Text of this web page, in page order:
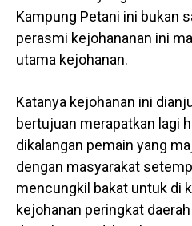
Kampung Petani ini bukan
perasmi kejohananan ini
utama kejohanan.
Katanya kejohanan ini
bertujuan merapatkan lagi
dikalangan pemain yang
dengan masyarakat
mencungkil bakat untuk di
kejohanan peringkat